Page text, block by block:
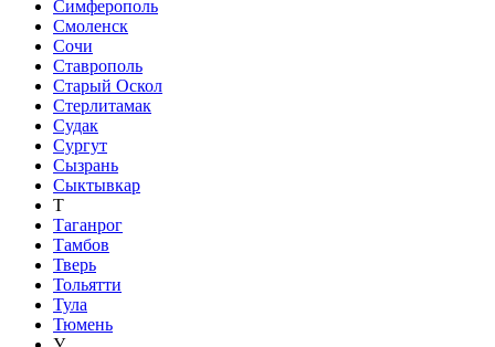
Симферополь
Смоленск
Сочи
Ставрополь
Старый Оскол
Стерлитамак
Судак
Сургут
Сызрань
Сыктывкар
Т
Таганрог
Тамбов
Тверь
Тольятти
Тула
Тюмень